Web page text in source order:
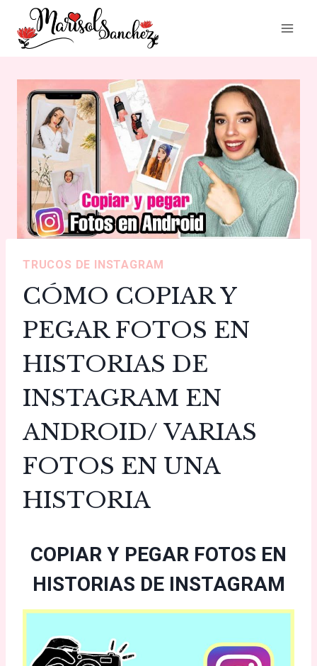
Saltar
TRUCOS DE INSTAGRAM
CÓMO COPIAR Y
PEGAR FOTOS EN
HISTORIAS DE
INSTAGRAM EN
ANDROID/ VARIAS
FOTOS EN UNA
HISTORIA
COPIAR Y PEGAR FOTOS EN
HISTORIAS DE INSTAGRAM